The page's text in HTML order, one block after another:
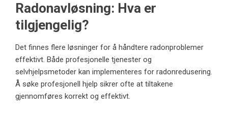
Radonavløsning: Hva er
tilgjengelig?
Det finnes flere løsninger for å håndtere radonproblemer
effektivt. Både profesjonelle tjenester og
selvhjelpsmetoder kan implementeres for radonredusering.
Å søke profesjonell hjelp sikrer ofte at tiltakene
gjennomføres korrekt og effektivt.